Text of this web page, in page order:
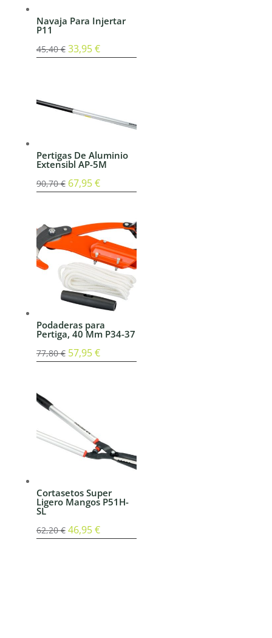
Navaja Para Injertar
P11
45,40€ El
45,40 €.
33,95€El
Pertigas De Aluminio
Extensibl AP-5M
90,70€ El
era:
90,70 €.
67,95€El
es:
67,95 €.
Podaderas para
Pertiga, 40 Mm P34-37
77,80€ El
77,80 €.
57,95€El
Cortasetos Super
Ligero Mangos P51H-
SL
62,20€ El
46,95€El